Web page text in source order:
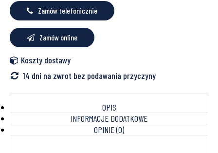
3000mm,
C22/33
Zamów telefonicznie
Zamów online
Koszty dostawy
14 dni na zwrot bez podawania przyczyny
OPIS
INFORMACJE DODATKOWE
OPINIE (0)